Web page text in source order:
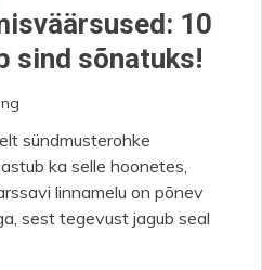
10
sind sõnatuks!
sündmusterohke
ka selle hoonetes,
linnamelu on põnev
sest tegevust jagub seal